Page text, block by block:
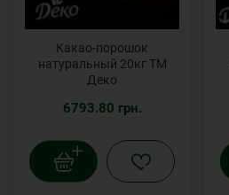
Какао-порошок
натуральный 20кг ТМ
Деко
6793.80 грн.